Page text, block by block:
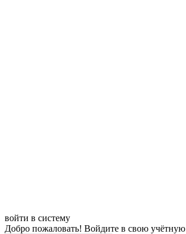
войти в систему
Добро пожаловать! Войдите в свою учётную